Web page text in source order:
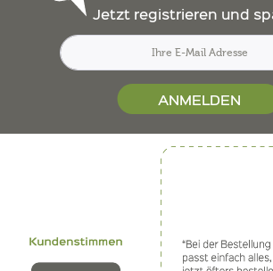
Jetzt registrieren und
ANMELDEN